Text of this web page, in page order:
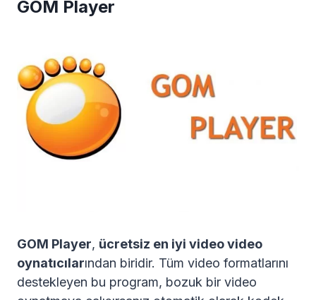
GOM Player
GOM Player, ücretsiz en iyi video video
oynatıcılarından biridir. Tüm video formatlarını
destekleyen bu program, bozuk bir video